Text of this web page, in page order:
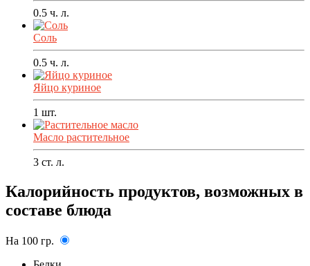
0.5 ч. л.
Соль
0.5 ч. л.
Яйцо куриное
1 шт.
Масло растительное
3 ст. л.
Калорийность продуктов, возможных в
составе блюда
На 100 гр.